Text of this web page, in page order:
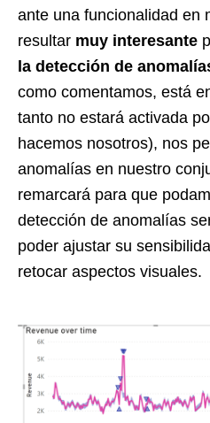
ante una funcionalidad en
resultar muy interesante
la detección de
como comentamos, está
tanto no estará activada
hacemos nosotros), nos
anomalías en nuestro
remarcará para que
detección de anomalías
poder ajustar su
retocar aspectos visuales.